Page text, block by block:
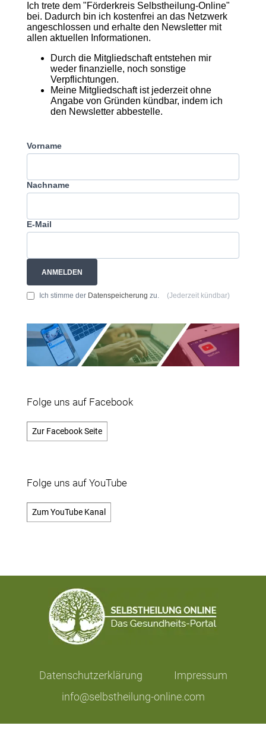
Ich trete dem "Förderkreis Selbstheilung-Online"
bei. Dadurch bin ich kostenfrei an das Netzwerk
angeschlossen und erhalte den Newsletter mit
allen aktuellen Informationen.
Durch die Mitgliedschaft entstehen mir
weder finanzielle, noch sonstige
Verpflichtungen.
Meine Mitgliedschaft ist jederzeit ohne
Angabe von Gründen kündbar, indem ich
den Newsletter abbestelle.
Vorname
Nachname
E-Mail
ANMELDEN
Ich stimme der Datenspeicherung zu. (Jederzeit kündbar)
Folge uns auf Facebook
Zur Facebook Seite
Folge uns auf YouTube
Zum YouTube Kanal
Datenschutzerklärung
Impressum
info@selbstheilung-online.com